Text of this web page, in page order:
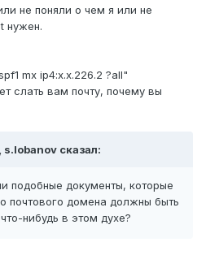
не поняли о чем я или не
нужен.
mx ip4:x.x.226.2 ?all"
слать вам почту, почему вы
s.lobanov сказал:
подобные документы, которые
почтового домена должны быть
нибудь в этом духе?